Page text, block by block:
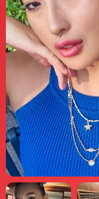
Annunci Donne
Agenzia matrimoniale
Love Notebook
Il libro Donna di Cuori
Quanto costa Club di Più
Love Academy
Domande Frequenti
Impegno Sociale
Le nostre sedi
Facebook
YouTube
Instagram